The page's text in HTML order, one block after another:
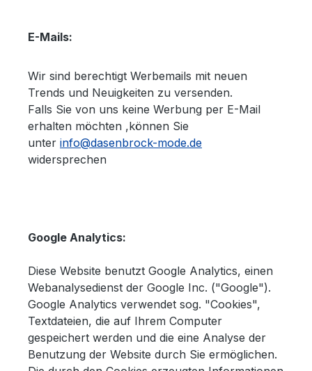
E-Mails:
Wir sind berechtigt Werbemails mit neuen
Trends und Neuigkeiten zu versenden.
Falls Sie von uns keine Werbung per E-Mail
erhalten möchten ,können Sie
unter info@dasenbrock-mode.de
widersprechen
Google Analytics:
Diese Website benutzt Google Analytics, einen
Webanalysedienst der Google Inc. ("Google").
Google Analytics verwendet sog. "Cookies",
Textdateien, die auf Ihrem Computer
gespeichert werden und die eine Analyse der
Benutzung der Website durch Sie ermöglichen.